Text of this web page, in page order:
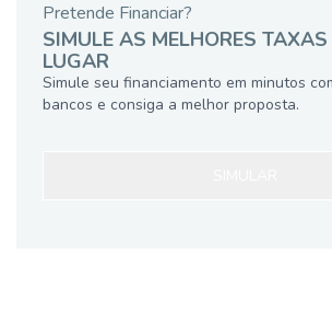
Pretende Financiar?
SIMULE AS MELHORES
LUGAR
Simule seu financiamento em minutos
bancos e consiga a melhor proposta.